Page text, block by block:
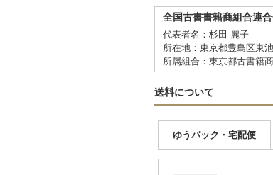
全国古書書籍商組合連
代表者名：杉田 麗子
所在地：東京都豊島区東
所属組合：東京都古書籍
送料について
ゆうパック・宅配便